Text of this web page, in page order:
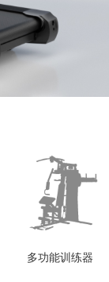
多功能训练器